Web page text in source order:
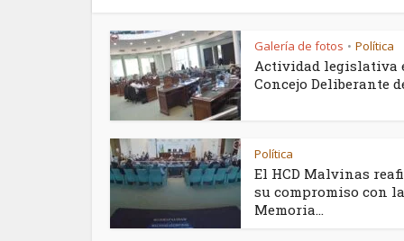
Galería de fotos • Política
Actividad legislativa
Concejo Deliberante
Política
El HCD Malvinas
su compromiso con la
Memoria...